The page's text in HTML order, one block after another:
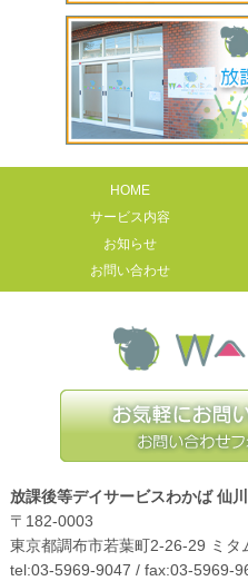
HOME
サービス内容
お知らせ
お問い合わせ
放課後等デイサービスわかば 仙
〒182-0003
東京都調布市若葉町2-26-29 ミタ
tel:03-5969-9047 / fax:03-5969-